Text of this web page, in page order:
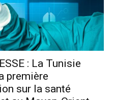
: La Tunisie
première
sur la santé